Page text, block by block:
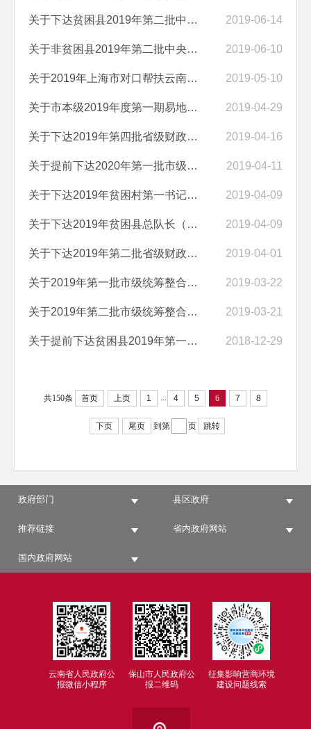
关于下达贫困县2019年第二批中央财政专项扶贫资金安排情况的公示 2019-06-14
关于非贫困县2019年第二批中央财政专项扶贫资金安排情况的公示扶贫资金... 2019-06-10
关于2019年上海市对口帮扶云南省项目资金安排情况的公示 2019-05-10
关于市本级2019年度第一期易地扶贫搬迁地方政府债券利息资金的公示 2019-04-29
关于下达2019年第四批省级财政专项扶贫资金安排情况的公示 2019-04-16
关于提前下达2020年第一批市级统筹整合涉农资金安排情况的公示 2019-04-11
关于下达2019年贫困村第一书记（工作队长）工作经费安排情况的公示 2019-04-09
关于下达2019年贫困县总队长（副总队长）工作经费安排情况的公示 2019-04-09
关于下达2019年第二批省级财政专项扶贫资金安排情况的公示 2019-04-01
关于2019年第一批市级统筹整合涉农资金安排情况的公示 2019-03-22
关于2019年第二批市级统筹整合涉农资金安排情况的公示 2019-03-21
关于提前下达贫困县2019年第一批省级财政专项扶贫资金安排情况的公示 2018-12-29
共150条 首页 上页 1 ... 4 5 6 7 8
下页 尾页 到第 页 跳转
政府部门 县区政府
推荐链接 省内政府网站
国内政府网站
云南省人民政府公
报微信小程序
保山市人民政府公
报二维码
征集影响营商环境
建设问题线索